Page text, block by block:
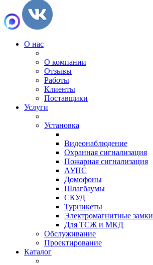
О нас
О компании
Отзывы
Работы
Клиенты
Поставщики
Услуги
Установка
Видеонаблюдение
Охранная сигнализация
Пожарная сигнализация
АУПС
Домофоны
Шлагбаумы
СКУД
Турникеты
Электромагнитные замки
Для ТСЖ и МКД
Обслуживание
Проектирование
Каталог